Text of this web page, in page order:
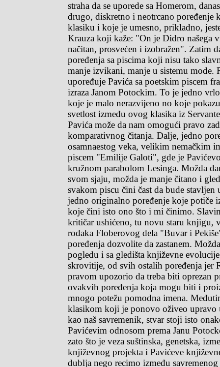
straha da se uporede sa Homerom,
drugo, diskretno i neotrcano poređenje
klasiku i koje je umesno, prikladno,
Krauza koji kaže: "On je Didro našega
načitan, prosvećen i izobražen". Zatim
poređenja sa piscima koji nisu tako
manje izvikani, manje u sistemu mode.
upoređuje Pavića sa poetskim piscem
izraza Janom Potockim. To je jedno
koje je malo nerazvijeno no koje
svetlost između ovog klasika iz
Pavića može da nam omogući pravo
komparativnog čitanja. Dalje, jedno
osamnaestog veka, velikim nemačkim
piscem "Emilije Galoti", gde je
kružnom parabolom Lesinga. Možda
svom sjaju, možda je manje čitano i
svakom piscu čini čast da bude stavljen
jedno originalno poređenje koje potiče
koje čini isto ono što i mi činimo.
kritičar ushićeno, tu novu staru knjigu,
rođaka Floberovog dela "Buvar i
poređenja dozvolite da zastanem.
pogledu i sa gledišta književne
skrovitije, od svih ostalih poređenja jer
pravom upozorio da treba biti oprezan
ovakvih poređenja koja mogu biti i
mnogo potežu pomodna imena.
klasikom koji je ponovo oživeo upravo
kao naš savremenik, stvar stoji isto
Pavićevim odnosom prema Janu
zato što je veza suštinska, genetska,
književnog projekta i Pavićeve
dublja nego recimo između